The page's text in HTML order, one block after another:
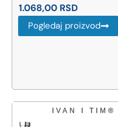
1.068,00 RSD
Pogledaj proizvod